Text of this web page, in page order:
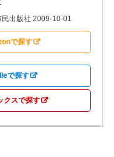
出版社 2009-10-01
で探す
で探す
クスで探す